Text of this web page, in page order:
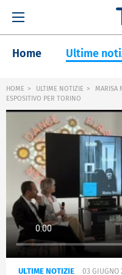
Home Ultime
HOME ULTIME NOTIZIE
MARISA
ESPOSITIVO PER TORINO
ULTIME NOTIZIE 03 GIUGNO